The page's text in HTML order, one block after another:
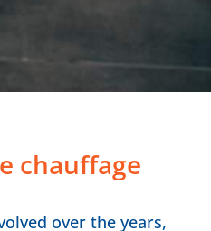
chauffage
over the years,